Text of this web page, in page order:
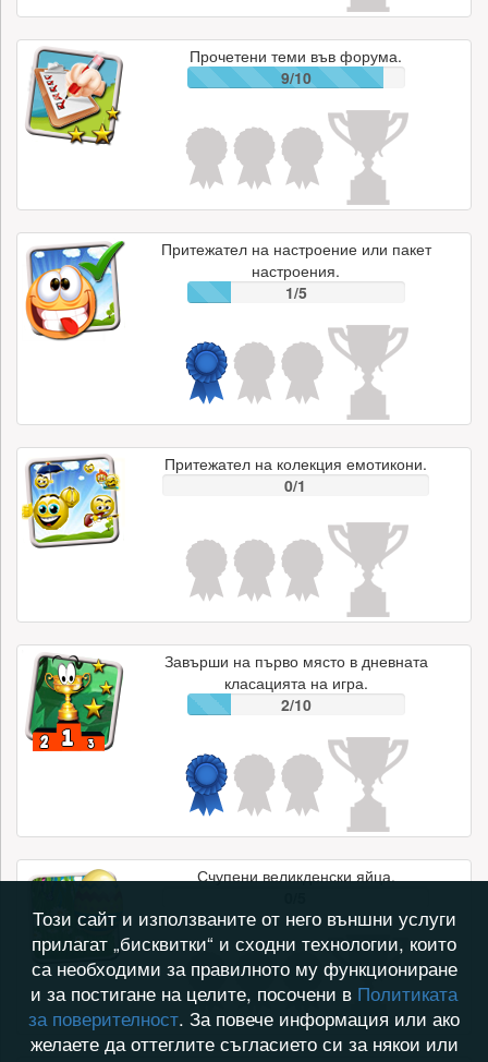
Прочетени теми във форума.
9/10
Притежател на настроение или пакет
настроения.
1/5
Притежател на колекция емотикони.
0/1
Завърши на първо място в дневната
класацията на игра.
2/10
Счупени великденски яйца.
Този сайт и използваните от него външни услуги
прилагат „бисквитки“ и сходни технологии, които
са необходими за правилното му функциониране
и за постигане на целите, посочени в Политиката
за поверителност. За повече информация или ако
желаете да оттеглите съгласието си за някои или